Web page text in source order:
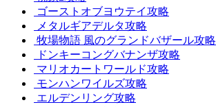
ゴーストオブヨウテイ攻略
メタルギアデルタ攻略
牧場物語 風のグランドバザール攻略
ドンキーコングバナンザ攻略
マリオカートワールド攻略
モンハンワイルズ攻略
エルデンリング攻略